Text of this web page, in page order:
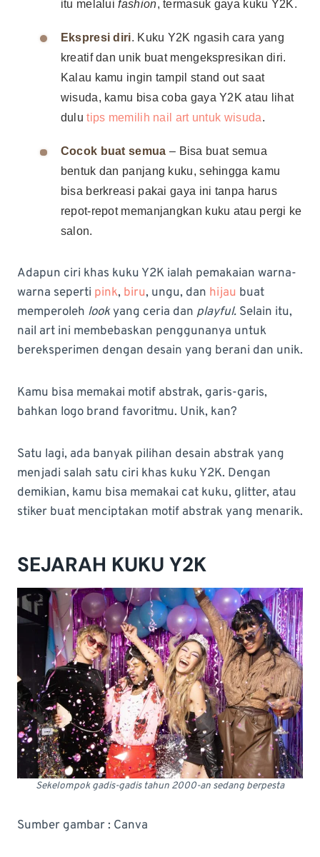
itu melaluifashion, termasuk gaya kuku Y2K.
Ekspresi diri. Kuku Y2K ngasih cara yang
kreatif dan unik buat mengekspresikan diri.
Kalau kamu ingin tampil stand out saat
wisuda, kamu bisa coba gaya Y2K atau lihat
dulutips memilih nail art untuk wisuda.
Cocok buat semua – Bisa buat semua
bentuk dan panjang kuku, sehingga kamu
bisa berkreasi pakai gaya ini tanpa harus
repot-repot memanjangkan kuku atau pergi ke
salon.
Adapun ciri khas kuku Y2K ialah pemakaian warna-
warna seperti pink, biru, ungu, dan hijau buat
memperoleh lookyang ceria dan playful. Selain itu,
nail art ini membebaskan penggunanya untuk
bereksperimen dengan desain yang berani dan unik.
Kamu bisa memakai motif abstrak, garis-garis,
bahkan logo brand favoritmu. Unik, kan?
Satu lagi, ada banyak pilihan desain abstrak yang
menjadi salah satu ciri khas kuku Y2K. Dengan
demikian, kamu bisa memakai cat kuku, glitter, atau
stiker buat menciptakan motif abstrak yang menarik.
SEJARAH KUKU Y2K
Sekelompok gadis-gadis tahun 2000-an sedang berpesta
Sumber gambar : Canva